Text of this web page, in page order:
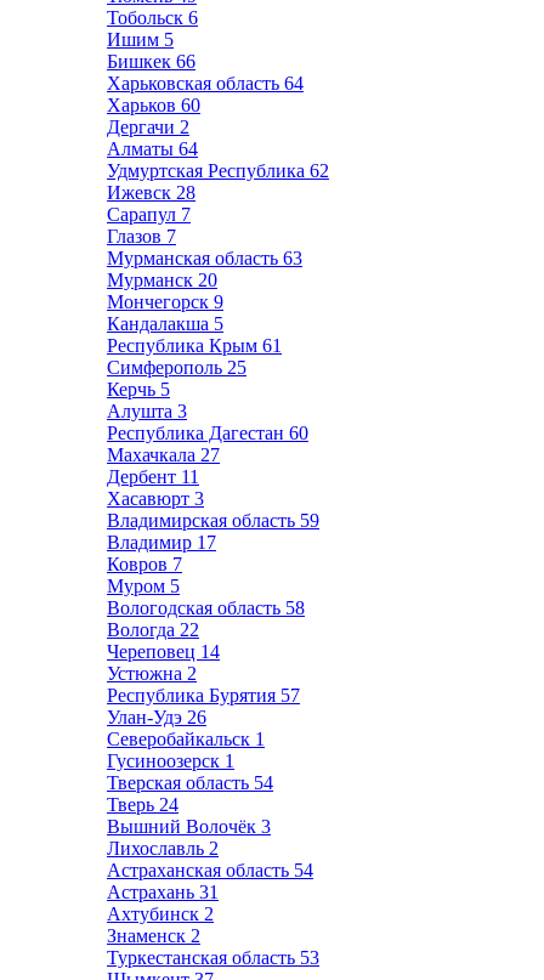
Тобольск 6
Ишим 5
Бишкек 66
Харьковская область 64
Харьков 60
Дергачи 2
Алматы 64
Удмуртская Республика 62
Ижевск 28
Сарапул 7
Глазов 7
Мурманская область 63
Мурманск 20
Мончегорск 9
Кандалакша 5
Республика Крым 61
Симферополь 25
Керчь 5
Алушта 3
Республика Дагестан 60
Махачкала 27
Дербент 11
Хасавюрт 3
Владимирская область 59
Владимир 17
Ковров 7
Муром 5
Вологодская область 58
Вологда 22
Череповец 14
Устюжна 2
Республика Бурятия 57
Улан-Удэ 26
Северобайкальск 1
Гусиноозерск 1
Тверская область 54
Тверь 24
Вышний Волочёк 3
Лихославль 2
Астраханская область 54
Астрахань 31
Ахтубинск 2
Знаменск 2
Туркестанская область 53